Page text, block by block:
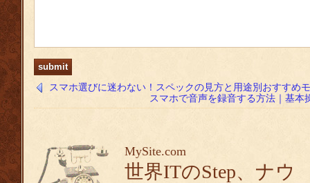
スマホ選びに迷わない！スペックの見方と用途別おすすめ
スマホで音声を録音する方法｜基
MySite.com
世界ITのStep、ナウ